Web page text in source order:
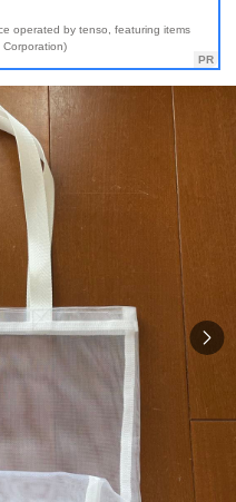
operated by tenso, featuring items
Corporation)